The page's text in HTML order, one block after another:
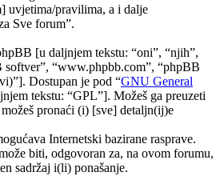
uvjetima/pravilima, a i dalje
Sve forum”.
[u daljnjem tekstu: “oni”, “njih”,
softver”, “www.phpbb.com”, “phpBB
Dostupan je pod “GNU General
tekstu: “GPL”]. Možeš ga preuzeti
pronaći (i) [sve] detaljn(ij)e
Internetski bazirane rasprave.
biti, odgovoran za, na ovom forumu,
sadržaj i(li) ponašanje.